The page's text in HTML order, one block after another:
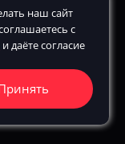
наш сайт
с
и даёте согласие